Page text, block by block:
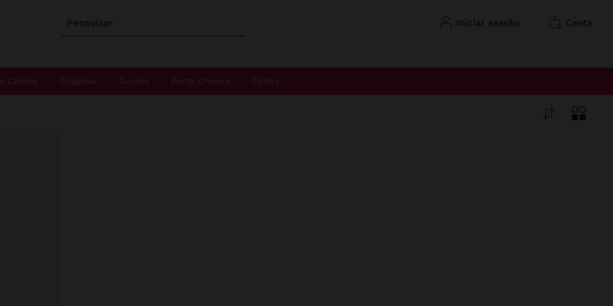
Pesquisar iniciar sessão cesta
Cabelo Chapéus Óculos Porta-Chaves Cintos